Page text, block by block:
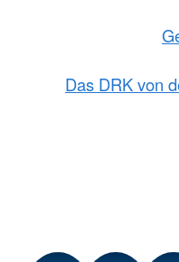
Das DRK von